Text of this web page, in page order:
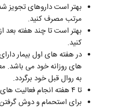
بهتر است داروهای تجویز
مرتب مصرف کنید.
بهتر است تا چند هفته بعد
کنید.
در هفته های اول بیمار
به روال قبل خود برگردد.
تا ۴ هفته انجام فعالیت های سنگین ممنوع می باشد.
برای استحمام و دوش